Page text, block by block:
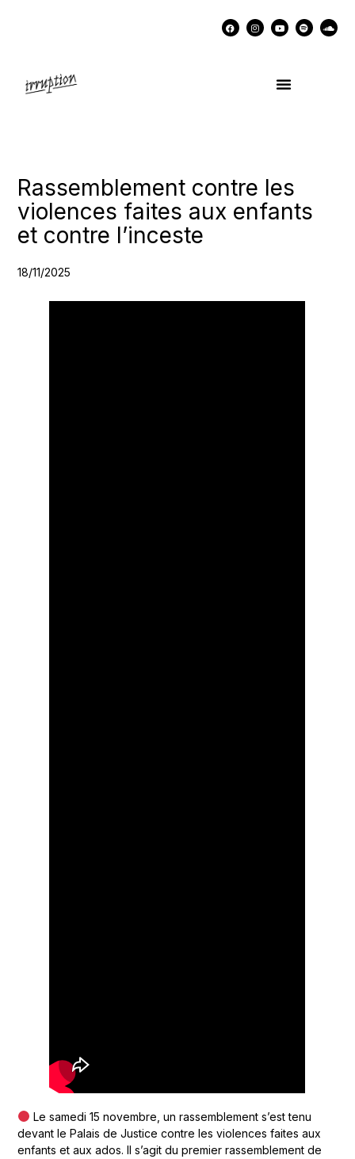
Rassemblement contre les
violences faites aux enfants
et contre l’inceste
18/11/2025
Le samedi 15 novembre, un rassemblement s’est tenu
devant le Palais de Justice contre les violences faites aux
enfants et aux ados. Il s’agit du premier rassemblement de